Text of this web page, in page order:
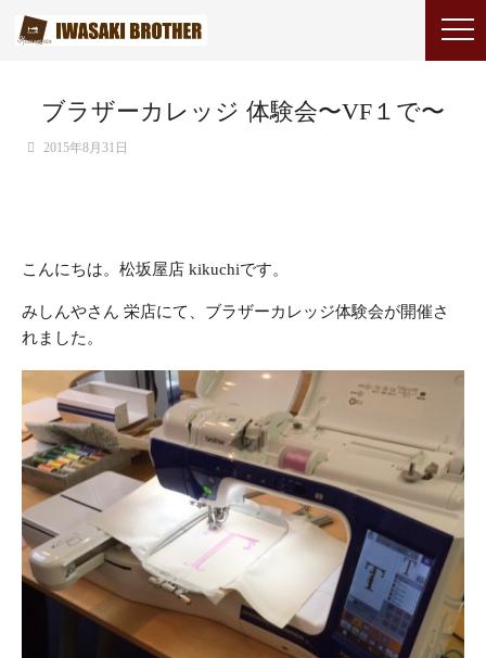
ブラザーカレッジ 体験会〜VF１で〜
2015年8月31日
こんにちは。松坂屋店 kikuchiです。
みしんやさん 栄店にて、ブラザーカレッジ体験会が開催さ
れました。